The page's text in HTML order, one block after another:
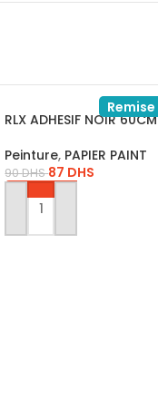
RLX ADHESIF NOIR
Peinture, PAPIER PAINT
90DHS87 DHS
AJOUTER AU PANIER